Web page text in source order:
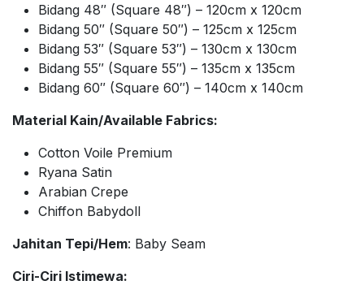
Bidang 48″ (Square 48″) – 120cm x 120cm
Bidang 50″ (Square 50″) – 125cm x 125cm
Bidang 53″ (Square 53″) – 130cm x 130cm
Bidang 55″ (Square 55″) – 135cm x 135cm
Bidang 60″ (Square 60″) – 140cm x 140cm
Material Kain/Available Fabrics:
Cotton Voile Premium
Ryana Satin
Arabian Crepe
Chiffon Babydoll
Jahitan Tepi/Hem: Baby Seam
Ciri-Ciri Istimewa: